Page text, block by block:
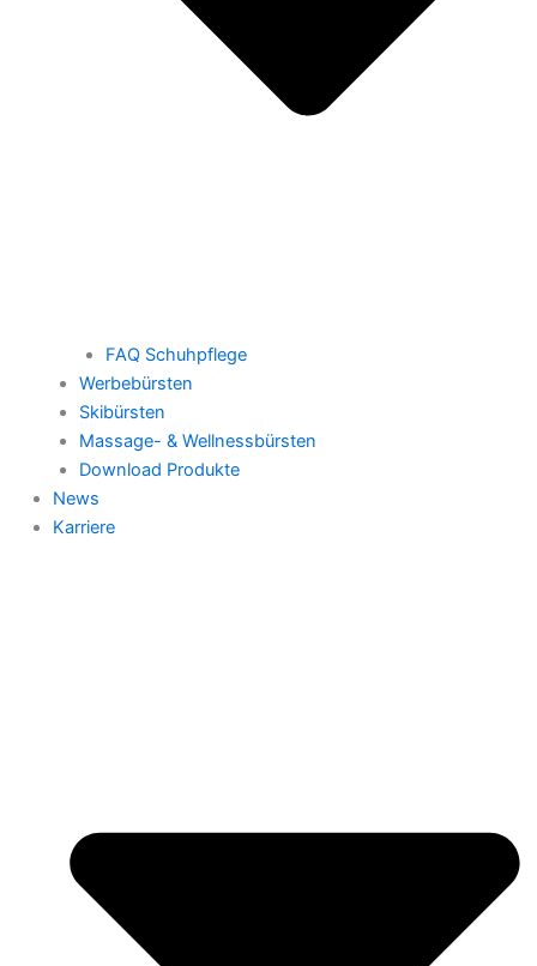
FAQ Schuhpflege
Werbebürsten
Skibürsten
Massage- & Wellnessbürsten
Download Produkte
News
Karriere